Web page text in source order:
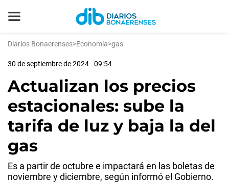
Diarios Bonaerenses>Economía>gas
30 de septiembre de 2024 - 09:54
Actualizan los precios
estacionales: sube la
tarifa de luz y baja la del
gas
Es a partir de octubre e impactará en las boletas de
noviembre y diciembre, según informó el Gobierno.